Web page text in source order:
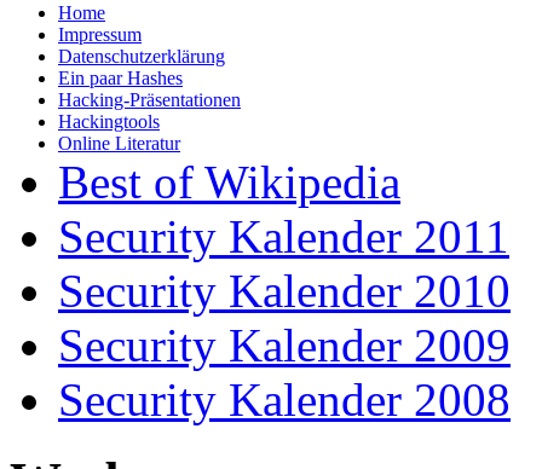
Home
Impressum
Datenschutzerklärung
Ein paar Hashes
Hacking-Präsentationen
Hackingtools
Online Literatur
Best of Wikipedia
Security Kalender 2011
Security Kalender 2010
Security Kalender 2009
Security Kalender 2008